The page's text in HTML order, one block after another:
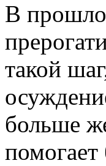
В
такой
больше
помогает